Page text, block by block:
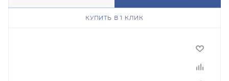
КУПИТЬ В 1 КЛИК